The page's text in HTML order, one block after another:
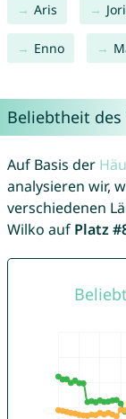
Aris
Enno
Beliebtheit
Auf Basis der
analysieren wir,
verschiedenen
Wilko auf Platz